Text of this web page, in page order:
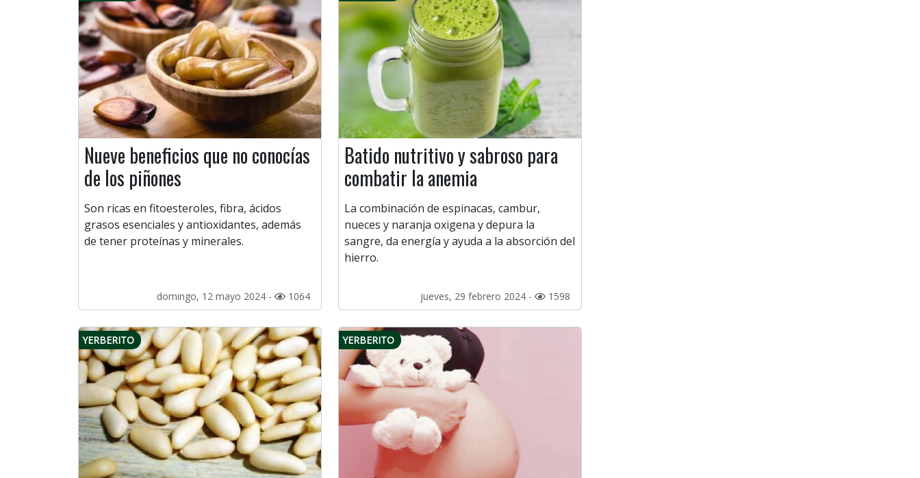
Nueve beneficios que no conocías
de los piñones
Son ricas en fitoesteroles, fibra, ácidos
grasos esenciales y antioxidantes, además
de tener proteínas y minerales.
domingo, 12 mayo 2024 - 1064
Batido nutritivo y sabroso para
combatir la anemia
La combinación de espinacas, cambur,
nueces y naranja oxigena y depura la
sangre, da energía y ayuda a la absorción del
hierro.
jueves, 29 febrero 2024 - 1598
YERBERITO YERBERITO